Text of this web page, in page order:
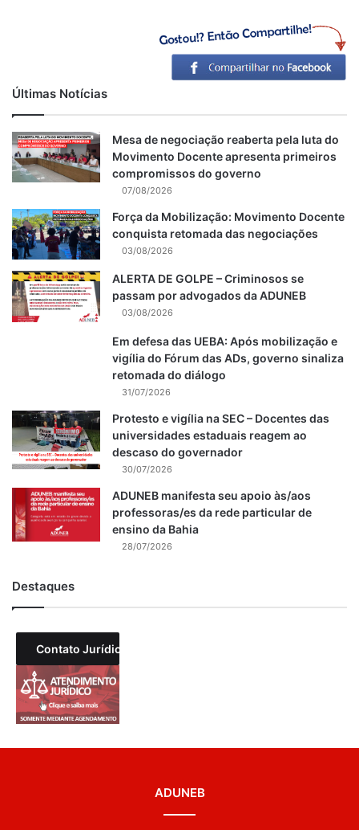
Últimas Notícias
Mesa de negociação reaberta pela luta do
Movimento Docente apresenta primeiros
compromissos do governo
07/08/2026
Força da Mobilização: Movimento Docente
conquista retomada das negociações
03/08/2026
ALERTA DE GOLPE – Criminosos se
passam por advogados da ADUNEB
03/08/2026
Em defesa das UEBA: Após mobilização e
vigília do Fórum das ADs, governo sinaliza
retomada do diálogo
31/07/2026
Protesto e vigília na SEC – Docentes das
universidades estaduais reagem ao
descaso do governador
30/07/2026
ADUNEB manifesta seu apoio às/aos
professoras/es da rede particular de
ensino da Bahia
28/07/2026
Destaques
Contato Jurídico
ADUNEB